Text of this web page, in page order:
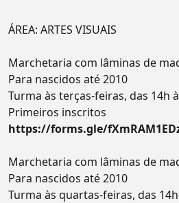
ÁREA: ARTES VISUAIS
Marchetaria com lâminas de
Para nascidos até 2010
Turma às terças-feiras, das 14h
Primeiros inscritos
https://forms.gle/
Marchetaria com lâminas de
Para nascidos até 2010
Turma às quartas-feiras, das